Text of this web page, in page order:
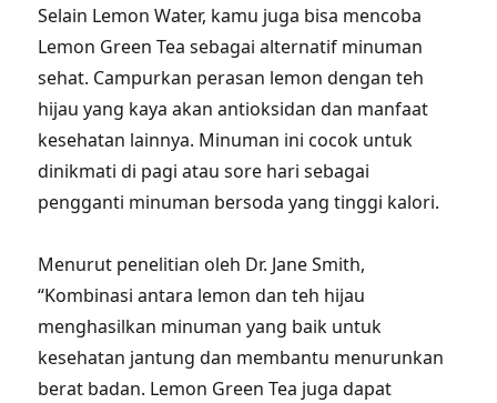
Selain Lemon Water, kamu juga bisa mencoba
Lemon Green Tea sebagai alternatif minuman
sehat. Campurkan perasan lemon dengan teh
hijau yang kaya akan antioksidan dan manfaat
kesehatan lainnya. Minuman ini cocok untuk
dinikmati di pagi atau sore hari sebagai
pengganti minuman bersoda yang tinggi kalori.
Menurut penelitian oleh Dr. Jane Smith,
“Kombinasi antara lemon dan teh hijau
menghasilkan minuman yang baik untuk
kesehatan jantung dan membantu menurunkan
berat badan. Lemon Green Tea juga dapat